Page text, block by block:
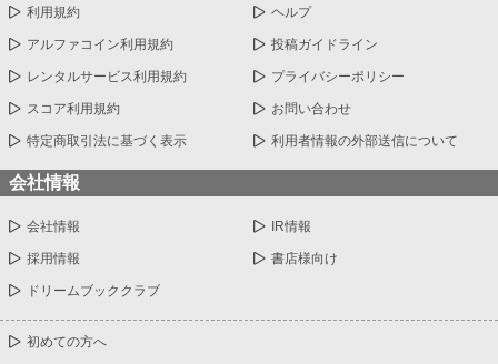
利用規約 ヘルプ
アルファコイン利用規約 投稿ガイドライン
レンタルサービス利用規約 プライバシーポリシー
スコア利用規約 お問い合わせ
特定商取引法に基づく表示 利用者情報の外部送信について
会社情報
会社情報 IR情報
採用情報 書店様向け
ドリームブッククラブ
初めての方へ